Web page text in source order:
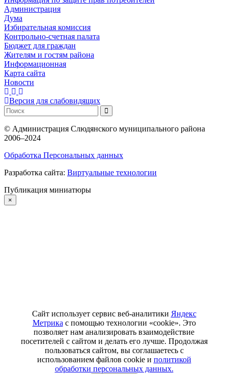
Администрация
Дума
Избирательная комиссия
Контрольно-счетная палата
Бюджет для граждан
Жителям и гостям района
Информационная
Карта сайта
Новости
Версия для слабовидящих
© Администрация Слюдянского муниципального района
2006–2024
Обработка Персональных данных
Разработка сайта: Виртуальные технологии
Публикация миниатюры
×
Сайт использует сервис веб-аналитики Яндекс
Метрика с помощью технологии «cookie». Это
позволяет нам анализировать взаимодействие
посетителей с сайтом и делать его лучше. Продолжая
пользоваться сайтом, вы соглашаетесь с
использованием файлов cookie и политикой
обработки персональных данных.